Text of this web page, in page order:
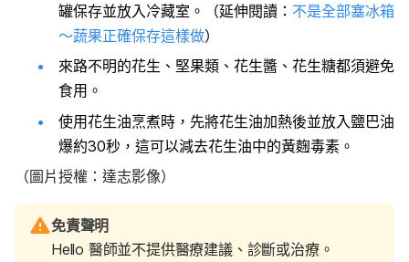
罐保存並放入冷藏室。（延伸閱讀： 不是全部塞冰箱
～蔬果正確保存這樣做）
來路不明的花生、堅果類、花生醬、花生糖都須避免
食用。
使用花生油烹煮時，先將花生油加熱後並放入鹽巴油
爆約30秒，這可以減去花生油中的黃麴毒素。
（圖片授權：達志影像）
免責聲明
Hello 醫師並不提供醫療建議、診斷或治療。